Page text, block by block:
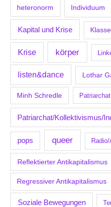
heteronorm Individuum
Kapital und Krise Klasse
Krise körper
listen&dance Lothar
Minh Schredle Patriarchat
Patriarchat/Kollektivismus/
pops queer
Reflektierter Antikapitalismus
Regressiver Antikapitalismus
Soziale Bewegungen